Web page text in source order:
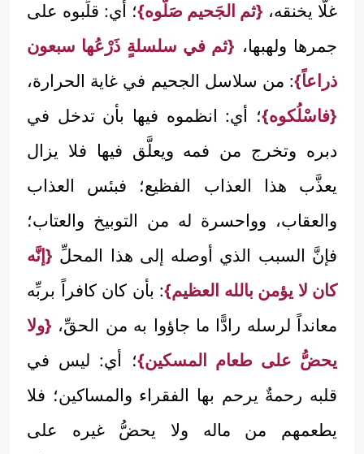
غلًّا يخنقه، {ثم الجَحيم صَلُّوه}؛ أي: قلِّبوه على
جمرها ولهبها، {ثم في سلسلةٍ ذَرْعُها سبعون
ذراعاً}: من سلاسل الجحيم في غاية الحرارة،
{فاسْلُكوه}؛ أي: انظموه فيها بأن تدخل في
دبره وتخرج من فمه ويعلَّق فيها فلا يزال
يعذَّب هذا العذاب الفظيع؛ فبئس العذاب
والعقاب، وواحسرة له من التوبيخ والعتاب؛
فإنَّ السبب الذي أوصله إلى هذا المحلِّ {إنَّه
كان لا يؤمن بالله العظيم}: بأن كان كافراً بربِّه
معانداً لرسله رادًّا ما جاؤوا به من الحقِّ، {ولا
يحضُّ على طعام المسكين}؛ أي: ليس في
قلبه رحمةٌ يرحم بها الفقراء والمساكين؛ فلا
يطعمهم من ماله ولا يحضُّ غيره على